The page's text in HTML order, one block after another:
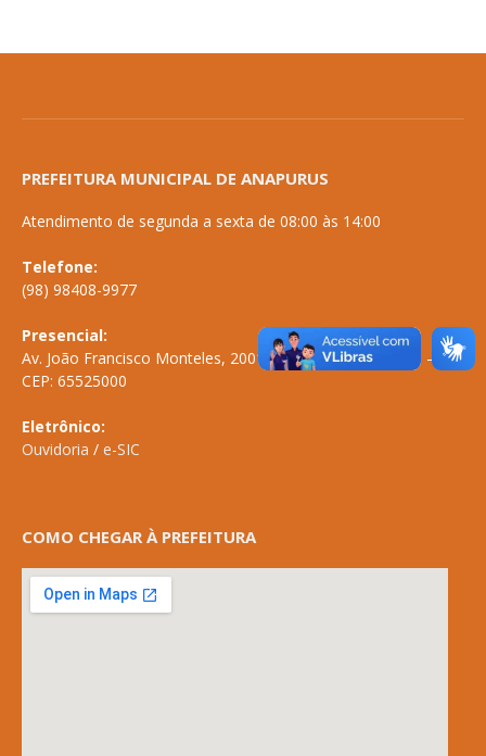
PREFEITURA MUNICIPAL DE ANAPURUS
Atendimento de segunda a sexta de 08:00 às 14:00
Telefone:
(98) 98408-9977
Presencial:
Av. João Francisco Monteles, 2001 \ Centro \ ANAPURUS – MA
CEP: 65525000
Eletrônico:
Ouvidoria / e-SIC
COMO CHEGAR À PREFEITURA